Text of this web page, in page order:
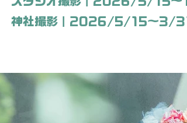
神社撮影｜2026/5/15〜3/